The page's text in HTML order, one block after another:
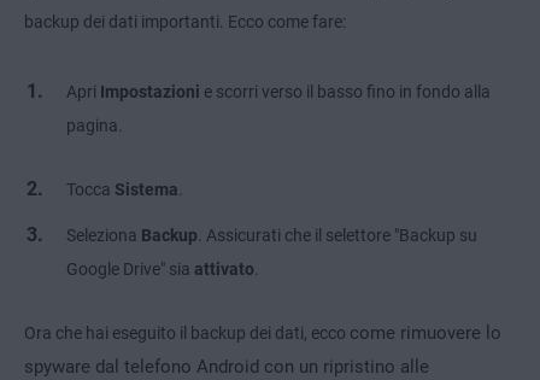
backup dei dati importanti. Ecco come fare:
Apri Impostazioni e scorri verso il basso fino in fondo alla
pagina.
Tocca Sistema.
Seleziona Backup. Assicurati che il selettore "Backup su
Google Drive" sia attivato.
Ora che hai eseguito il backup dei dati, ecco come rimuovere lo
spyware dal telefono Android con un ripristino alle